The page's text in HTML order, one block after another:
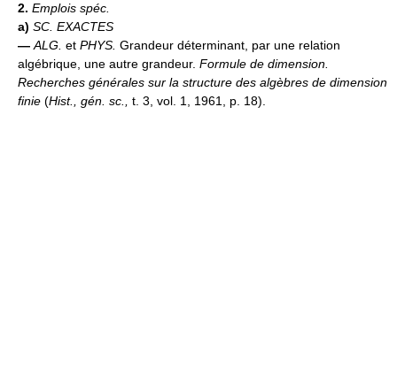
2. Emplois spéc.
a) SC. EXACTES
— ALG. et PHYS. Grandeur déterminant, par une relation
algébrique, une autre grandeur. Formule de dimension.
Recherches générales sur la structure des algèbres de dimension
finie (Hist., gén. sc., t. 3, vol. 1, 1961, p. 18).